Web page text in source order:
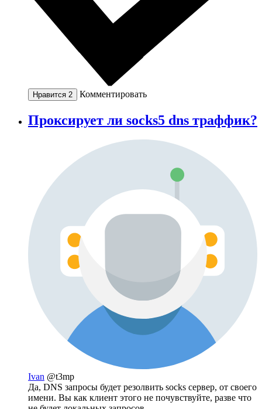
Нравится 2 Комментировать
Проксирует ли socks5 dns траффик?
Ivan @t3mp
Да, DNS запросы будет резолвить socks сервер, от своего
имени. Вы как клиент этого не почувствуйте, разве что